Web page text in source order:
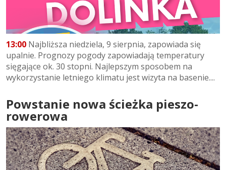
13:00 Najbliższa niedziela, 9 sierpnia, zapowiada się
upalnie. Prognozy pogody zapowiadają temperatury
sięgające ok. 30 stopni. Najlepszym sposobem na
wykorzystanie letniego klimatu jest wizyta na basenie....
Powstanie nowa ścieżka pieszo-
rowerowa